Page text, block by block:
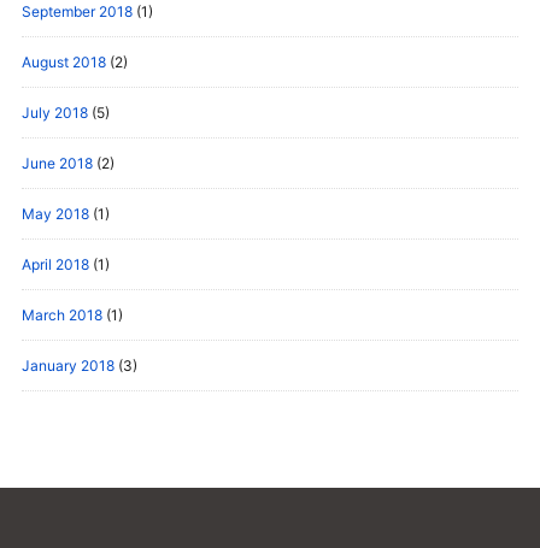
September 2018(1)
August 2018(2)
July 2018(5)
June 2018(2)
May 2018(1)
April 2018(1)
March 2018(1)
January 2018(3)